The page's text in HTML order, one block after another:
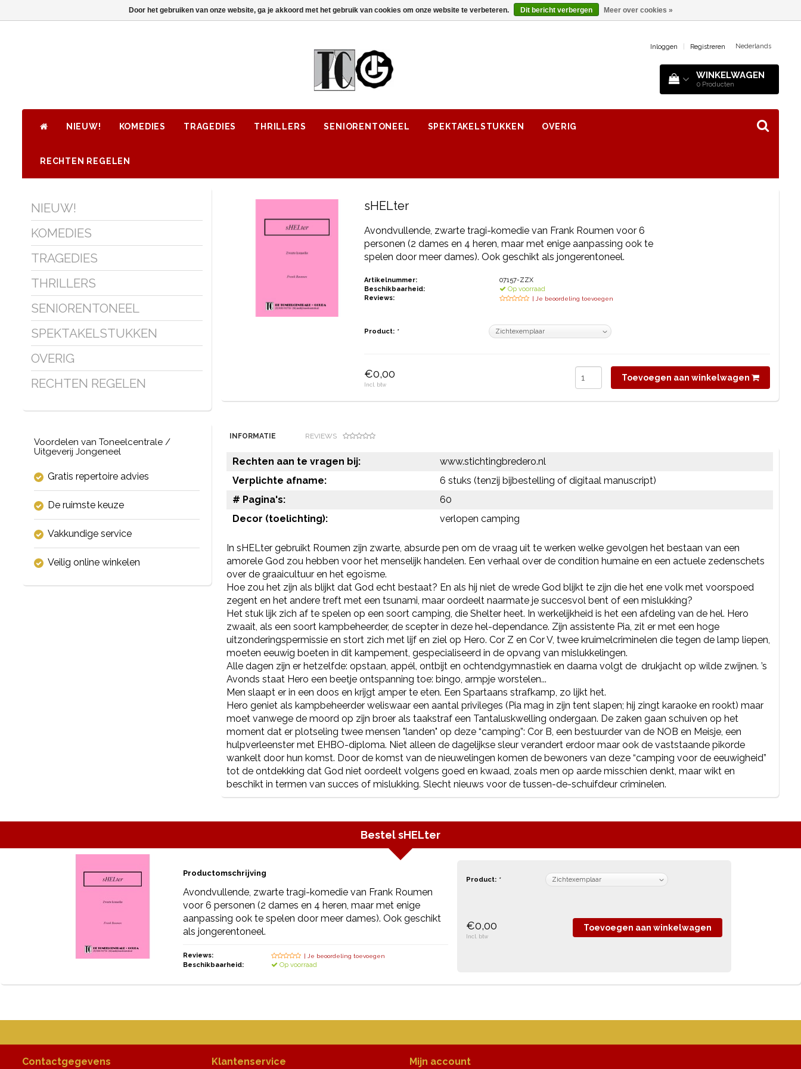
Inloggen Registreren Nederlands
WINKELWAGEN
0 Producten
NIEUW! KOMEDIES TRAGEDIES THRILLERS SENIORENTONEEL SPEKTAKELSTUKKEN OVERIG
RECHTEN REGELEN
NIEUW!
KOMEDIES
TRAGEDIES
THRILLERS
SENIORENTONEEL
SPEKTAKELSTUKKEN
OVERIG
RECHTEN REGELEN
Voordelen van Toneelcentrale /
Uitgeverij Jongeneel
Gratis repertoire advies
De ruimste keuze
Vakkundige service
Veilig online winkelen
sHELter
Avondvullende, zwarte tragi-komedie van Frank Roumen voor 6
personen (2 dames en 4 heren, maar met enige aanpassing ook te
spelen door meer dames). Ook geschikt als jongerentoneel.
Artikelnummer:
07157-ZZX
Beschikbaarheid:
Op voorraad
Reviews:
| Je beoordeling toevoegen
Product: *
€0,00
Incl. btw
Toevoegen aan winkelwagen
INFORMATIE REVIEWS
Rechten aan te vragen bij:
www.stichtingbredero.nl
Verplichte afname:
6 stuks (tenzij bijbestelling of digitaal manuscript)
# Pagina's:
60
Decor (toelichting):
verlopen camping
In sHELter gebruikt Roumen zijn zwarte, absurde pen om de vraag uit te werken welke gevolgen het bestaan van een
amorele God zou hebben voor het menselijk handelen. Een verhaal over de condition humaine en een actuele zedenschets
over de graaicultuur en het egoïsme.
Hoe zou het zijn als blijkt dat God echt bestaat? En als hij niet de wrede God blijkt te zijn die het ene volk met voorspoed
zegent en het andere treft met een tsunami, maar oordeelt naarmate je succesvol bent of een mislukking?
Het stuk lijk zich af te spelen op een soort camping, die Shelter heet. In werkelijkheid is het een afdeling van de hel. Hero
zwaait, als een soort kampbeheerder, de scepter in deze hel-dependance. Zijn assistente Pia, zit er met een hoge
uitzonderingspermissie en stort zich met lijf en ziel op Hero. Cor Z en Cor V, twee kruimelcriminelen die tegen de lamp liepen,
moeten eeuwig boeten in dit kampement, gespecialiseerd in de opvang van mislukkelingen.
Alle dagen zijn er hetzelfde: opstaan, appél, ontbijt en ochtendgymnastiek en daarna volgt de drukjacht op wilde zwijnen. ’s
Avonds staat Hero een beetje ontspanning toe: bingo, armpje worstelen...
Men slaapt er in een doos en krijgt amper te eten. Een Spartaans strafkamp, zo lijkt het.
Hero geniet als kampbeheerder weliswaar een aantal privileges (Pia mag in zijn tent slapen; hij zingt karaoke en rookt) maar
moet vanwege de moord op zijn broer als taakstraf een Tantaluskwelling ondergaan. De zaken gaan schuiven op het
moment dat er plotseling twee mensen "landen" op deze “camping”: Cor B, een bestuurder van de NOB en Meisje, een
hulpverleenster met EHBO-diploma. Niet alleen de dagelijkse sleur verandert erdoor maar ook de vaststaande pikorde
wankelt door hun komst. Door de komst van de nieuwelingen komen de bewoners van deze “camping voor de eeuwigheid”
tot de ontdekking dat God niet oordeelt volgens goed en kwaad, zoals men op aarde misschien denkt, maar wikt en
beschikt in termen van succes of mislukking. Slecht nieuws voor de tussen-de-schuifdeur criminelen.
BestelsHELter
Productomschrijving
Avondvullende, zwarte tragi-komedie van Frank Roumen
voor 6 personen (2 dames en 4 heren, maar met enige
aanpassing ook te spelen door meer dames). Ook geschikt
als jongerentoneel.
Reviews: | Je beoordeling toevoegen
Beschikbaarheid: Op voorraad
Product: *
€0,00
Incl. btw
Contactgegevens Klantenservice Mijn account
Door het gebruiken van onze website, ga je akkoord met het gebruik van cookies om onze website te verbeteren. Dit bericht verbergen Meer over cookies »